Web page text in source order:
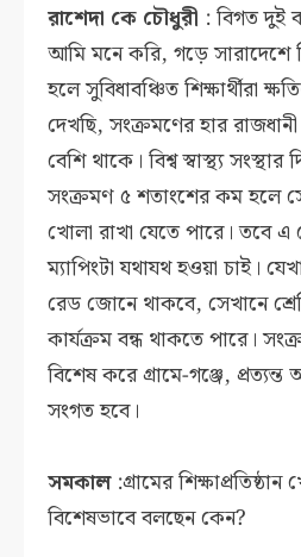
রাশেদা কে চৌধুরী : বিগত দুই
আমি মনে করি, গড়ে সারাদেশে
হলে সুবিধাবঞ্চিত শিক্ষার্থীরা
দেখছি, সংক্রমণের হার
বেশি থাকে। বিশ্ব স্বাস্থ্য সংস্থার
সংক্রমণ ৫ শতাংশের কম হলে
খোলা রাখা যেতে পারে। তবে এ
ম্যাপিংটা যথাযথ হওয়া চাই।
রেড জোনে থাকবে, সেখানে
কার্যক্রম বন্ধ থাকতে পারে।
বিশেষ করে গ্রামে-গঞ্জে,
সংগত হবে।
সমকাল:গ্রামের
বিশেষভাবে বলছেন কেন?